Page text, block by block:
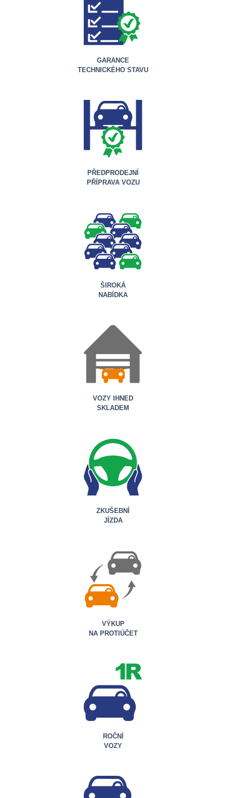
GARANCE
TECHNICKÉHO STAVU
PŘEDPRODEJNÍ
PŘÍPRAVA VOZU
ŠIROKÁ
NABÍDKA
VOZY IHNED
SKLADEM
ZKUŠEBNÍ
JÍZDA
VÝKUP
NA PROTIÚČET
ROČNÍ
VOZY